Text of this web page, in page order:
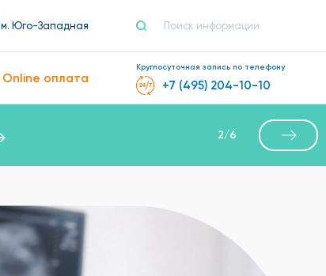
м. Юго-Западная
Online оплата
Круглосуточная запись по телефону
+7 (495) 204-10-10
2/6